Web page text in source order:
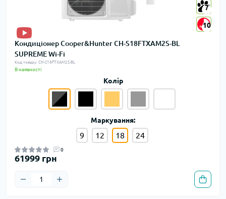
7
10
7
10
Кондиціонер Cooper&Hunter CH-S18FTXAM2S-BL
SUPREME Wi-Fi
Код товару: CH-S18FTXAM2S-BL
В наявності
Колір
Маркування:
9 12 18 24
0
61999 грн